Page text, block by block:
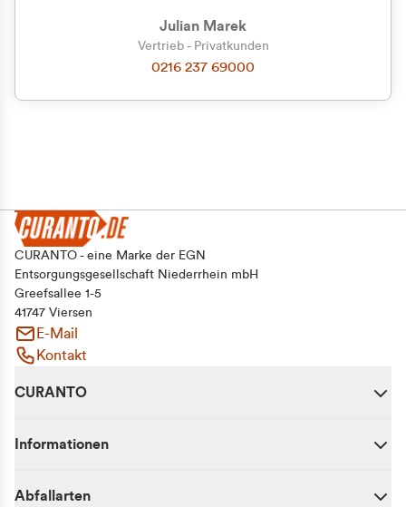
Julian Marek
Vertrieb - Privatkunden
0216 237 69000
CURANTO - eine Marke der EGN
Entsorgungsgesellschaft Niederrhein mbH
Greefsallee 1-5
41747 Viersen
E-Mail
Kontakt
CURANTO
Informationen
Abfallarten